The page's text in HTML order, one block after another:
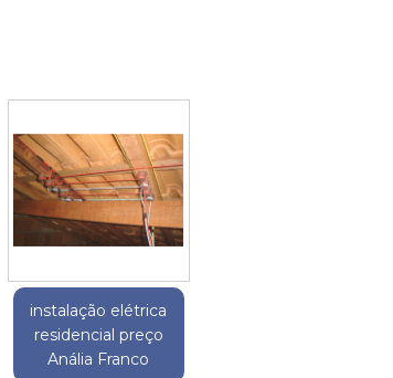
instalação elétrica
residencial preço
Anália Franco